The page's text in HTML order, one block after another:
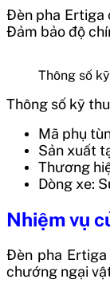
Đèn pha Ertiga
Đảm bảo độ
Thông số
Thông số kỹ
Mã phụ
Sản xuất
Thương
Dòng xe:
Nhiệm vụ
Đèn pha
chướng ngại